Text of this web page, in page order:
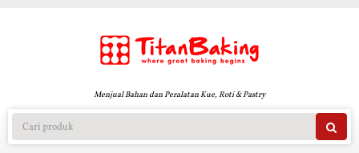
Menjual Bahan dan Peralatan Kue, Roti & Pastry